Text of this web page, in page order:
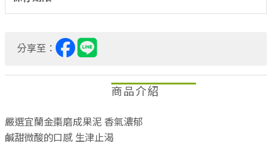
分享至：
商品介紹
嚴選宜蘭金棗磨成果泥 香氣濃郁
鹹甜微酸的口感 生津止渴